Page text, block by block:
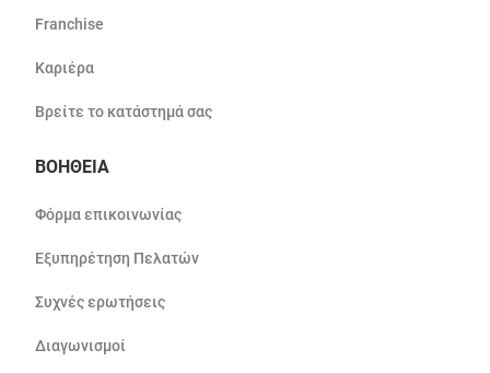
Franchise
Καριέρα
Βρείτε το κατάστημά σας
ΒΟΗΘΕΙΑ
Φόρμα επικοινωνίας
Εξυπηρέτηση Πελατών
Συχνές ερωτήσεις
Διαγωνισμοί